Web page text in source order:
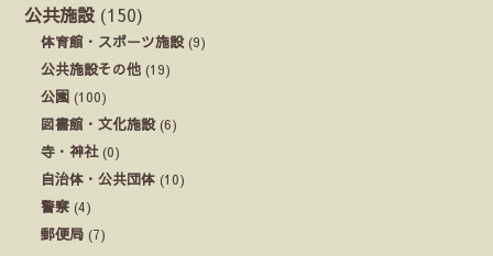
公共施設 (150)
体育館・スポーツ施設(9)
公共施設その他 (19)
公園 (100)
図書館・文化施設(6)
寺・神社(0)
自治体・公共団体 (10)
警察 (4)
郵便局 (7)